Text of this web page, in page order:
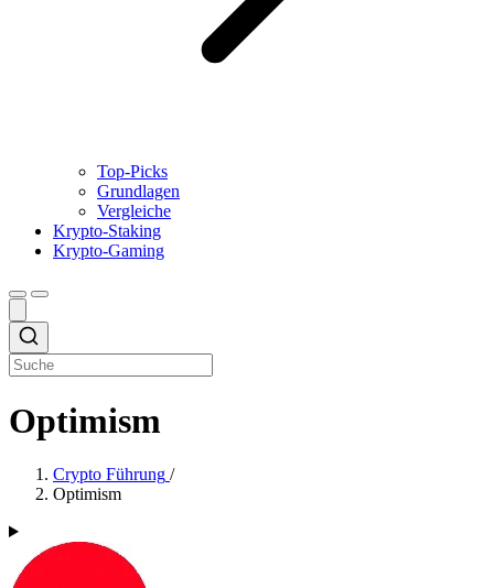
Top-Picks
Grundlagen
Vergleiche
Krypto-Staking
Krypto-Gaming
Optimism
Crypto Führung /
Optimism